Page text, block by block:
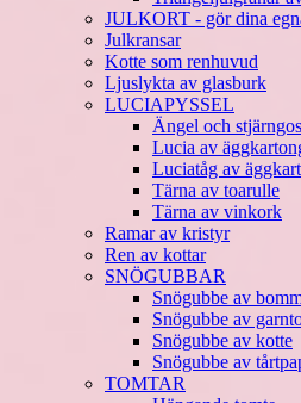
JULKORT - gör dina
Julkransar
Kotte som renhuvud
Ljuslykta av glasburk
LUCIAPYSSEL
Ängel och
Lucia av
Luciatåg av
Tärna av toarulle
Tärna av vinkork
Ramar av kristyr
Ren av kottar
SNÖGUBBAR
Snögubbe av
Snögubbe av
Snögubbe av kotte
Snögubbe av
TOMTAR